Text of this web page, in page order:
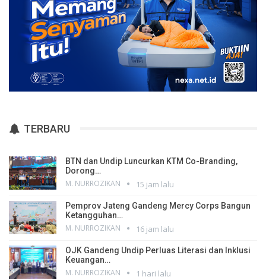
TERBARU
BTN dan Undip Luncurkan KTM Co-Branding,
Dorong…
M. NURROZIKAN 15 jam lalu
Pemprov Jateng Gandeng Mercy Corps Bangun
Ketangguhan…
M. NURROZIKAN 16 jam lalu
OJK Gandeng Undip Perluas Literasi dan Inklusi
Keuangan…
M. NURROZIKAN 1 hari lalu